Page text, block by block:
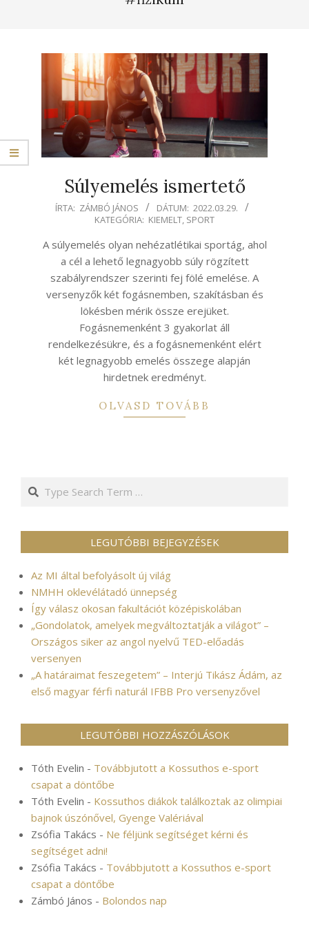
Súlyemelés ismertető
2022-
29
ÍRTA: ZÁMBÓ JÁNOS DÁTUM: 2022.03.29.
KATEGÓRIA: KIEMELT, SPORT
A súlyemelés olyan nehézatlétikai sportág, ahol
a cél a lehető legnagyobb súly rögzített
szabályrendszer szerinti fej fölé emelése. A
versenyzők két fogásnemben, szakításban és
lökésben mérik össze erejüket.
Fogásnemenként 3 gyakorlat áll
rendelkezésükre, és a fogásnemenként elért
két legnagyobb emelés összege alapján
hirdetnek eredményt.
OLVASD TOVÁBB
Search
LEGUTÓBBI BEJEGYZÉSEK
Az MI által befolyásolt új világ
NMHH oklevélátadó ünnepség
Így válasz okosan fakultációt középiskolában
„Gondolatok, amelyek megváltoztatják a világot” –
Országos siker az angol nyelvű TED-előadás
versenyen
„A határaimat feszegetem” – Interjú Tikász Ádám, az
első magyar férfi naturál IFBB Pro versenyzővel
LEGUTÓBBI HOZZÁSZÓLÁSOK
Tóth Evelin - Továbbjutott a Kossuthos e-sport
csapat a döntőbe
Tóth Evelin - Kossuthos diákok találkoztak az olimpiai
bajnok úszónővel, Gyenge Valériával
Zsófia Takács - Ne féljünk segítséget kérni és
segítséget adni!
Zsófia Takács - Továbbjutott a Kossuthos e-sport
csapat a döntőbe
Zámbó János - Bolondos nap